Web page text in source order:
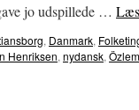
jo udspillede …
, Danmark,
Henriksen, nydansk,